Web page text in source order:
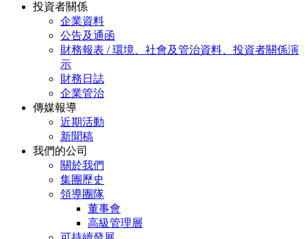
投資者關係
企業資料
公告及通函
財務報表 / 環境、社會及管治資料、投資者關係演
示
財務日誌
企業管治
傳媒報導
近期活動
新聞稿
我們的公司
關於我們
集團歷史
領導團隊
董事會
高級管理層